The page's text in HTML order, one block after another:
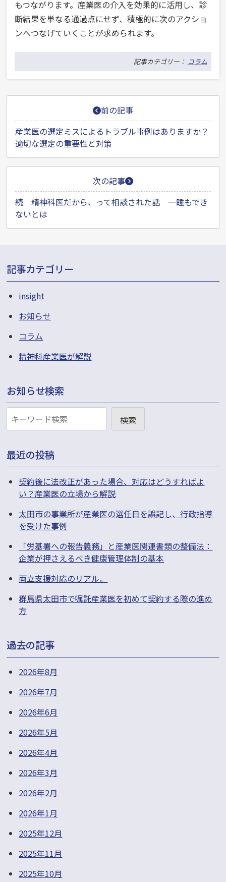
もつながります。産業医の介入を効果的に活用し、診
断結果を単なる通過点にせず、積極的に次のアクショ
ンへつなげていくことが求められます。
記事カテゴリー： コラム
投
稿
ナ
ビ
ゲ
シ
ョ
ン
前の記事
産業医の選定ミスによるトラブル事例はありますか？
適切な選定の重要性と対策
次の記事
続 精神科医だから、って相談された話 一睡もでき
ないとは
記事カテゴリー
insight
お知らせ
コラム
精神科産業医が解説
お知らせ検索
お
知
ら
せ
検
検索
最近の投稿
契約後に法改正があった場合、対応はどうすればよ
い？産業医の立場から解説
太田市の事業所が産業医の選任日を誤記し、行政指導
を受けた事例
「労基署への報告義務」と産業医関連書類の整備法：
企業が押さえるべき健康管理体制の基本
両立支援対応のリアル。
群馬県太田市で嘱託産業医を初めて契約する際の進め
方
過去の記事
2026年8月
2026年7月
2026年6月
2026年5月
2026年4月
2026年3月
2026年2月
2026年1月
2025年12月
2025年11月
2025年10月